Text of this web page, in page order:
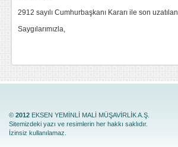
2912 sayılı Cumhurbaşkanı Kararı ile son uzatılan
Saygılarımızla,
© 2012 EKSEN YEMİNLİ MALİ MÜŞAVİRLİK A.Ş.
Sitemizdeki yazı ve resimlerin her hakkı saklıdır.
İzinsiz kullanılamaz.